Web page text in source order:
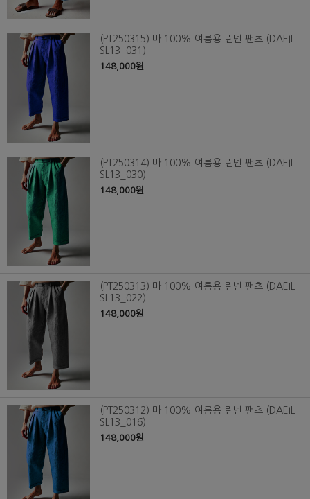
(PT250315) 마 100% 여름용 린넨 팬츠 (DAEIL
SL13_031)
148,000원
(PT250314) 마 100% 여름용 린넨 팬츠 (DAEIL
SL13_030)
148,000원
(PT250313) 마 100% 여름용 린넨 팬츠 (DAEIL
SL13_022)
148,000원
(PT250312) 마 100% 여름용 린넨 팬츠 (DAEIL
SL13_016)
148,000원